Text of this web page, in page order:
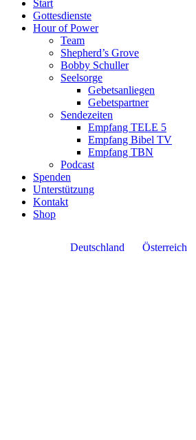
Start
Gottesdienste
Hour of Power
Team
Shepherd’s Grove
Bobby Schuller
Seelsorge
Gebetsanliegen
Gebetspartner
Sendezeiten
Empfang TELE 5
Empfang Bibel TV
Empfang TBN
Podcast
Spenden
Unterstützung
Kontakt
Shop
Deutschland Österreich